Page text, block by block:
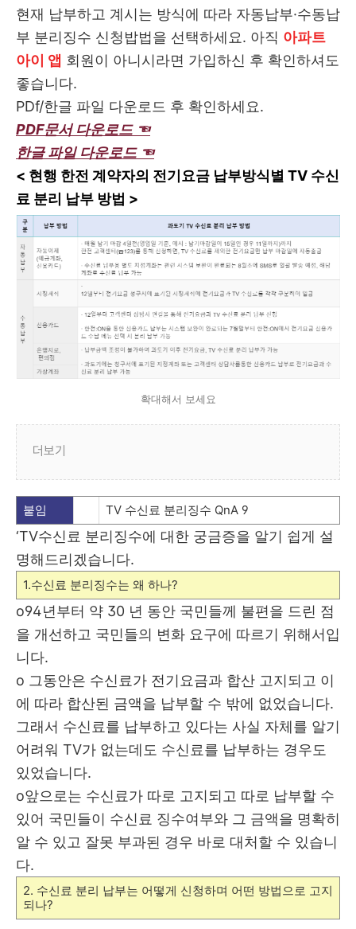
현재 납부하고 계시는 방식에 따라 자동납부·수동납
부 분리징수 신청밥법을 선택하세요. 아직 아파트
아이 앱 회원이 아니시라면 가입하신 후 확인하셔도
좋습니다.
PDf/한글 파일 다운로드 후 확인하세요.
PDF문서 다운로드 ☜
한글 파일 다운로드 ☜
< 현행 한전 계약자의 전기요금 납부방식별 TV 수신
료 분리 납부 방법 >
확대해서 보세요
더보기
붙임 TV 수신료 분리징수 QnA 9
‘TV수신료 분리징수에 대한 궁금증을 알기 쉽게 설
명해드리겠습니다.
1.수신료 분리징수는 왜 하나?
o94년부터 약 30 년 동안 국민들께 불편을 드린 점
을 개선하고 국민들의 변화 요구에 따르기 위해서입
니다.
o 그동안은 수신료가 전기요금과 합산 고지되고 이
에 따라 합산된 금액을 납부할 수 밖에 없었습니다.
그래서 수신료를 납부하고 있다는 사실 자체를 알기
어려워 TV가 없는데도 수신료를 납부하는 경우도
있었습니다.
o앞으로는 수신료가 따로 고지되고 따로 납부할 수
있어 국민들이 수신료 징수여부와 그 금액을 명확히
알 수 있고 잘못 부과된 경우 바로 대처할 수 있습니
다.
2. 수신료 분리 납부는 어떻게 신청하며 어떤 방법으로 고지
되나?